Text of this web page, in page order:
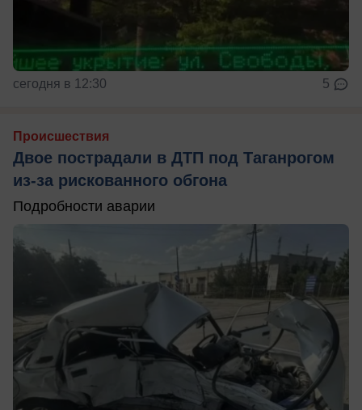
сегодня в 12:30 5
Происшествия
Двое пострадали в ДТП под Таганрогом
из-за рискованного обгона
Подробности аварии